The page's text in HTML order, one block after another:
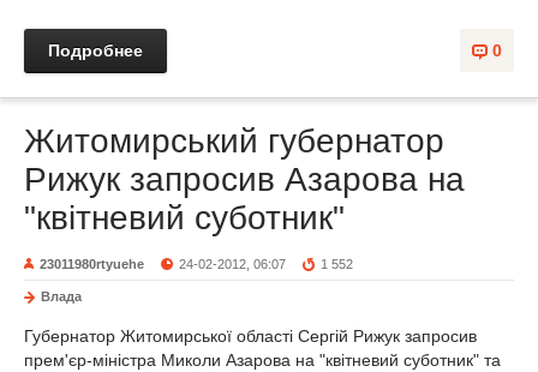
0
Подробнее
Житомирський губернатор
Рижук запросив Азарова на
"квітневий суботник"
23011980rtyuehe 24-02-2012, 06:07 1 552
Влада
Губернатор Житомирської області Сергій Рижук запросив
прем'єр-міністра Миколи Азарова на "квітневий суботник" та